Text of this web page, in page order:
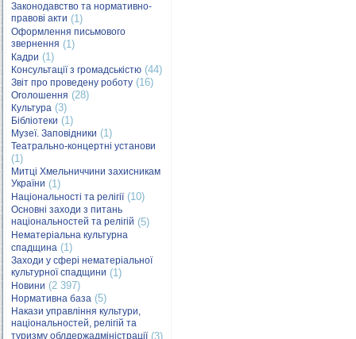
Законодавство та нормативно-
правові акти (1)
Оформлення письмового
звернення (1)
Кадри (1)
Консультації з громадськістю (44)
Звіт про проведену роботу (16)
Оголошення (28)
Культура (3)
Бібліотеки (1)
Музеї. Заповідники (1)
Театрально-концертні установи
(1)
Митці Хмельниччини захисникам
України (1)
Національності та релігії(10)
Основні заходи з питань
національностей та релігій (5)
Нематеріальна культурна
спадщина (1)
Заходи у сфері нематеріальної
культурної спадщини (1)
Новини (2 397)
Нормативна база (5)
Накази управління культури,
національностей, релігій та
туризму облдержадміністрації(3)